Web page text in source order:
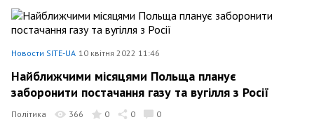
Новости SITE-UA 10 квітня 2022 11:46
Найближчими місяцями Польща планує
заборонити постачання газу та вугілля з Росії
Політика 366 0 0 0